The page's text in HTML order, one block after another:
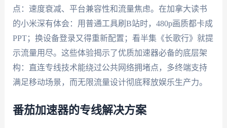
点：速度衰减、平台兼容性和流量焦虑。在加拿大读书
的小米深有体会：用普通工具刷B站时，480p画质都卡成
PPT；换设备登录又得重新配置；看半集《长歌行》就提
示流量用尽。这些体验揭示了优质加速器必备的底层架
构：直连专线技术能绕过公共网络拥堵点，多终端支持
满足移动场景，而无限流量设计彻底释放娱乐生产力。
番茄加速器的专线解决方案